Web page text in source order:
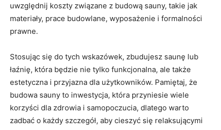
uwzględnij koszty związane z budową sauny, takie jak
materiały, prace budowlane, wyposażenie i formalności
prawne.
Stosując się do tych wskazówek, zbudujesz saunę lub
łaźnię, która będzie nie tylko funkcjonalna, ale także
estetyczna i przyjazna dla użytkowników. Pamiętaj, że
budowa sauny to inwestycja, która przyniesie wiele
korzyści dla zdrowia i samopoczucia, dlatego warto
zadbać o każdy szczegół, aby cieszyć się relaksującymi